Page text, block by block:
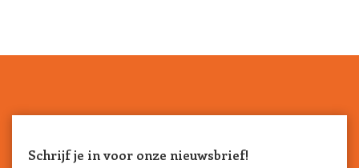
Schrijf je in voor onze nieuwsbrief!